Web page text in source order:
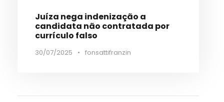
Juíza nega indenização a
candidata não contratada por
currículo falso
30/07/2025 • fonsattifranzin